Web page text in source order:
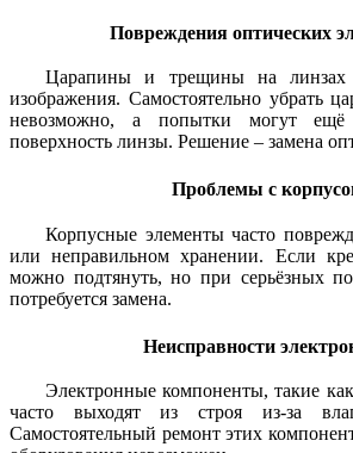
Повреждения оптических
Царапины и трещины на линзах
изображения. Самостоятельно убрать
невозможно, а попытки могут ещё
поверхность линзы. Решение – замена
Проблемы с
Корпусные элементы часто
или неправильном хранении. Если
можно подтянуть, но при серьёзных
потребуется замена.
Неисправности
Электронные компоненты, такие
часто выходят из строя из-за
Самостоятельный ремонт этих